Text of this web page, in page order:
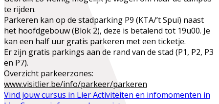
te rijden.
Parkeren kan op de stadparking P9 (KTA/’t Spui) naast
het hoofdgebouw (Blok 2), deze is betalend tot 19u00. Je
kan een half uur gratis parkeren met een ticketje.
Er zijn gratis parkings aan de rand van de stad (P1, P2, P3
en P7).
Overzicht parkeerzones:
www.visitlier.be/info/parkeer/parkeren
Vind jouw cursus in LierActiviteiten en infomomenten in